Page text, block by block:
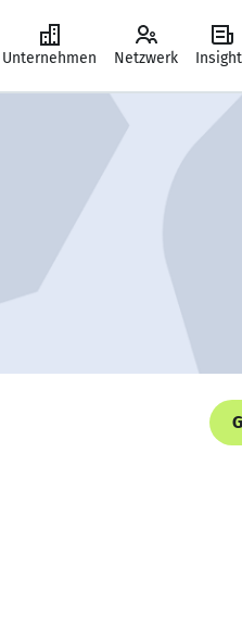
Unternehmen Netzwerk